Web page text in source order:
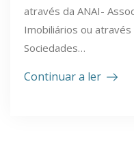
através da ANAI-
Imobiliários ou através
Sociedades…
Continuar a ler